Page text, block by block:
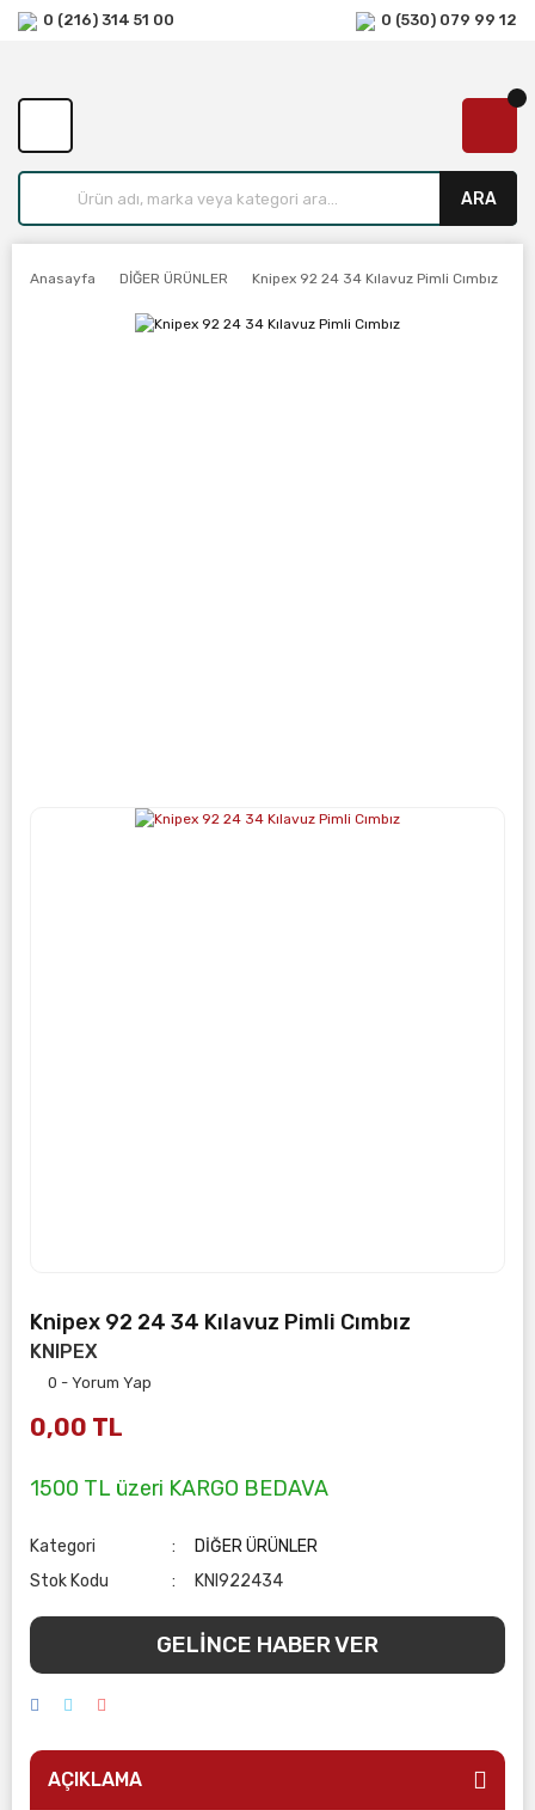
0 (216) 314 51 00 0 (530) 079 99 12
ARA
Anasayfa DİĞER ÜRÜNLER Knipex 92 24 34 Kılavuz Pimli Cımbız
Knipex 92 24 34 Kılavuz Pimli Cımbız
KNIPEX
0 - Yorum Yap
0,00 TL
1500 TL üzeri KARGO BEDAVA
Kategori
DİĞER ÜRÜNLER
Stok Kodu
KNI922434
GELİNCE HABER VER
AÇIKLAMA